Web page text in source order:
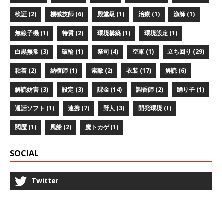
検証 (2) 機械技師 (6) 殿堂級 (1) 治療 (1) 漁師 (1)
無線子機 (1) 特質 (2) 環境構築 (1) 環境設定 (1)
白黒無常 (3) 破輪 (1) 祭司 (4) 空軍 (1) 立ち回り (29)
粘着 (2) 納棺師 (1) 索敵 (2) 衣装 (17) 解読 (6)
解読妨害 (3) 設定 (3) 課金 (14) 調香師 (2) 踊り子 (1)
通話ソフト (1) 連携 (7) 野人 (3) 開発環境 (1)
閲歴 (1) 風船 (2) 魔トカゲ (1)
SOCIAL
Twitter